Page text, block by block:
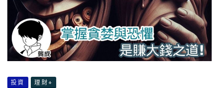
投資 理財+